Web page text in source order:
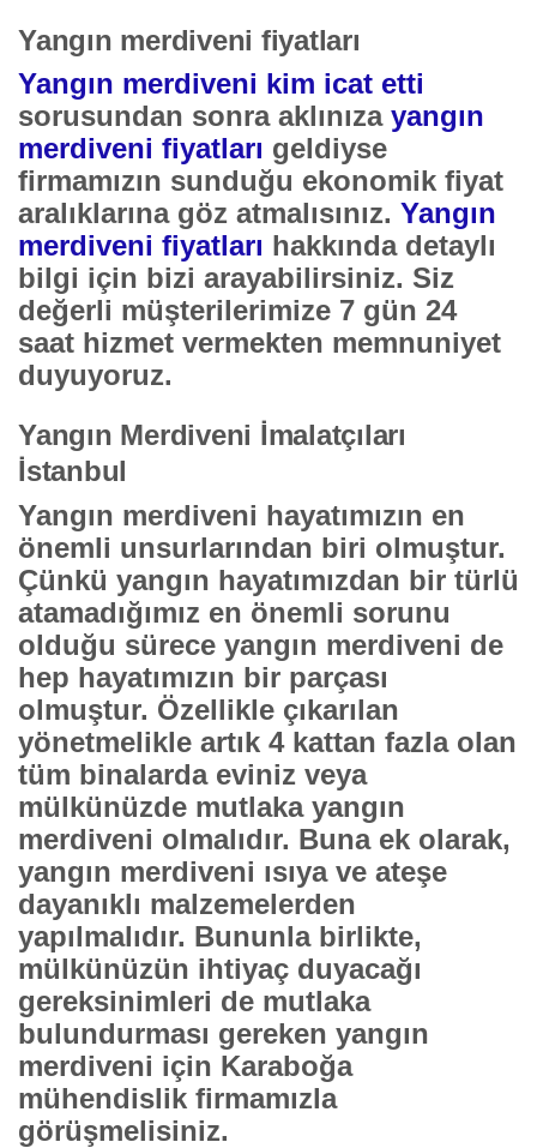
Yangın merdiveni fiyatları
Yangın merdiveni kim icat etti
sorusundan sonra aklınıza yangın
merdiveni fiyatları geldiyse
firmamızın sunduğu ekonomik fiyat
aralıklarına göz atmalısınız. Yangın
merdiveni fiyatları hakkında detaylı
bilgi için bizi arayabilirsiniz. Siz
değerli müşterilerimize 7 gün 24
saat hizmet vermekten memnuniyet
duyuyoruz.
Yangın Merdiveni İmalatçıları
İstanbul
Yangın merdiveni hayatımızın en
önemli unsurlarından biri olmuştur.
Çünkü yangın hayatımızdan bir türlü
atamadığımız en önemli sorunu
olduğu sürece yangın merdiveni de
hep hayatımızın bir parçası
olmuştur. Özellikle çıkarılan
yönetmelikle artık 4 kattan fazla olan
tüm binalarda eviniz veya
mülkünüzde mutlaka yangın
merdiveni olmalıdır. Buna ek olarak,
yangın merdiveni ısıya ve ateşe
dayanıklı malzemelerden
yapılmalıdır. Bununla birlikte,
mülkünüzün ihtiyaç duyacağı
gereksinimleri de mutlaka
bulundurması gereken yangın
merdiveni için Karaboğa
mühendislik firmamızla
görüşmelisiniz.